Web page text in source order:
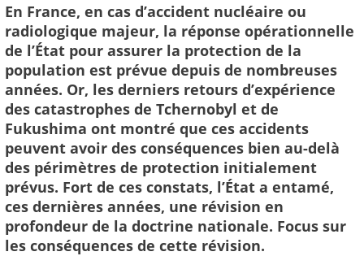
En France, en cas d’accident nucléaire ou
radiologique majeur, la réponse opérationnelle
de l’État pour assurer la protection de la
population est prévue depuis de nombreuses
années. Or, les derniers retours d’expérience
des catastrophes de Tchernobyl et de
Fukushima ont montré que ces accidents
peuvent avoir des conséquences bien au-delà
des périmètres de protection initialement
prévus. Fort de ces constats, l’État a entamé,
ces dernières années, une révision en
profondeur de la doctrine nationale. Focus sur
les conséquences de cette révision.